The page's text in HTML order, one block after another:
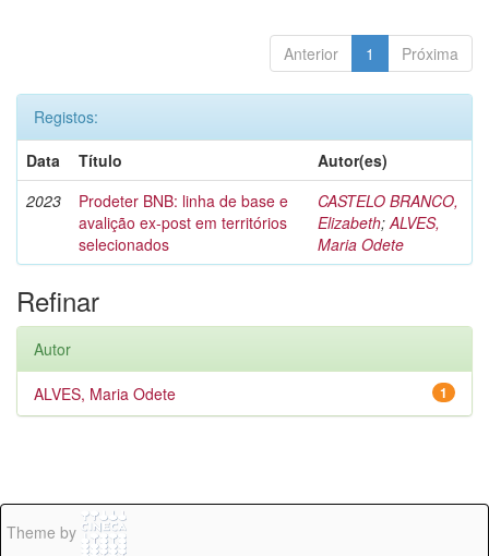
Anterior 1 Próxima
Registos:
Data
Título
Autor(es)
2023
Prodeter BNB: linha de base e
avalição ex-post em territórios
selecionados
CASTELO BRANCO,
Elizabeth;ALVES,
Maria Odete
Refinar
Autor
1
ALVES, Maria Odete
Theme by